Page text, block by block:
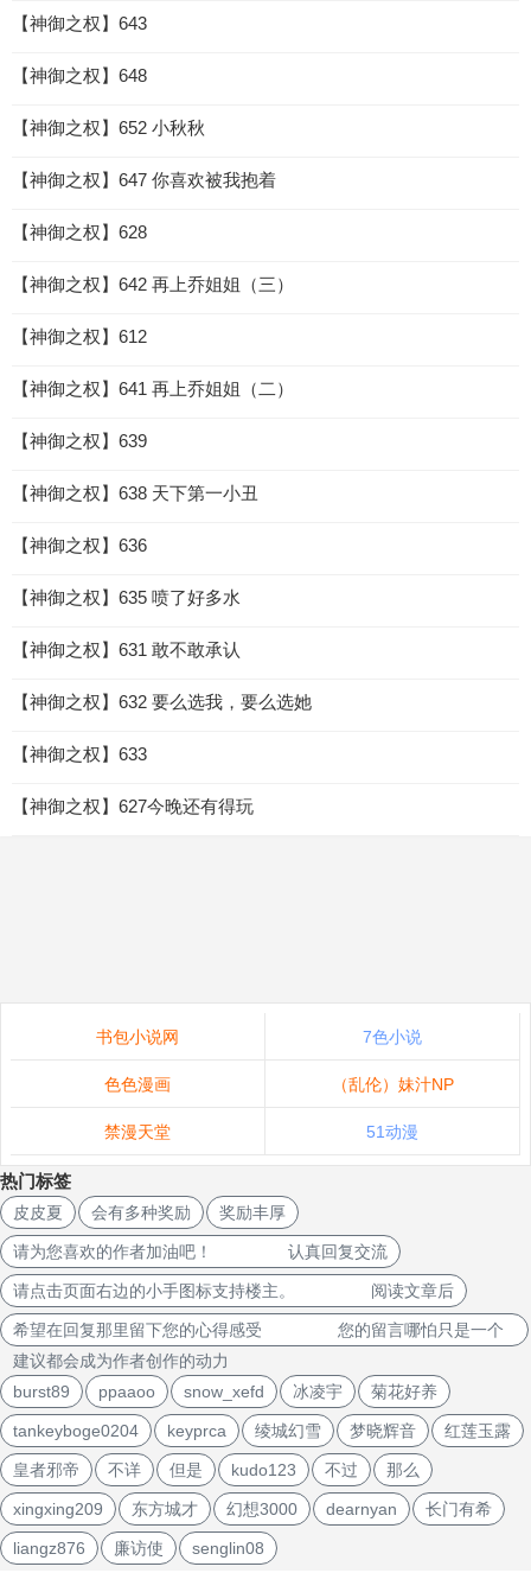
【神御之权】643
【神御之权】648
【神御之权】652 小秋秋
【神御之权】647 你喜欢被我抱着
【神御之权】628
【神御之权】642 再上乔姐姐（三）
【神御之权】612
【神御之权】641 再上乔姐姐（二）
【神御之权】639
【神御之权】638 天下第一小丑
【神御之权】636
【神御之权】635 喷了好多水
【神御之权】631 敢不敢承认
【神御之权】632 要么选我，要么选她
【神御之权】633
【神御之权】627今晚还有得玩
书包小说网 7色小说
色色漫画 （乱伦）妹汁NP
禁漫天堂 51动漫
热门标签
皮皮夏 会有多种奖励 奖励丰厚
请为您喜欢的作者加油吧！ 认真回复交流
请点击页面右边的小手图标支持楼主。 阅读文章后
希望在回复那里留下您的心得感受 您的留言哪怕只是一个
建议都会成为作者创作的动力
burst89
ppaaoo snow_xefd 冰凌宇 菊花好养
tankeyboge0204 keyprca 绫城幻雪 梦晓辉音 红莲玉露
皇者邪帝 不详 但是 kudo123 不过 那么
xingxing209 东方城才 幻想3000 dearnyan 长门有希
liangz876 廉访使 senglin08